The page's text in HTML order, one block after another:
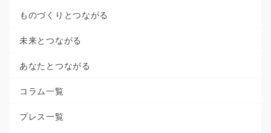
ものづくりとつながる
未来とつながる
あなたとつながる
コラム一覧
プレス一覧